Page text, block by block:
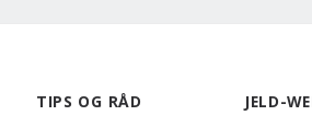
TIPS OG RÅD
JELD-